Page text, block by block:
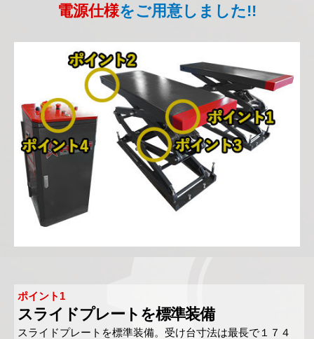
電源仕様をご用意しました!!
ポイント1
スライドプレートを標準装備
スライドプレートを標準装備。受け台寸法は最長で１７４